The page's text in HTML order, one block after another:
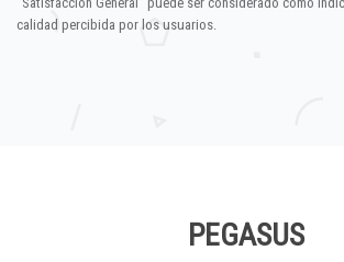
calidad percibida por los usuarios.
PEGASUS